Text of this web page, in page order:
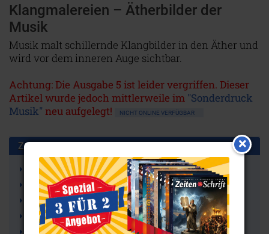
Klangmalereien – Ätherbilder der
Musik
Musik malt schillernde Klangbilder in den Äther und
wird vor dem inneren Auge sichtbar.
Achtung: Die Ausgabe 5 ist leider vergriffen. Dieser
Artikel wurde jedoch mittlerweile im "Sonderdruck
Musik" neu aufgelegt! NICHT ONLINE VERFÜGBAR
Zusammen benutzt mit:
Musik
Harmonie
Oktave
Universum
Tonarten